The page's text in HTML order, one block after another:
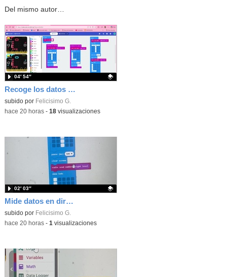
Del mismo autor…
Recoge los datos en una gráfica programando tu placa microbit con MakeCode y conoce la Tª y nivel de luz en este eclipse
Contenido educativo.
subido por Felicisimo G.
04′ 54″
-hace 20 horas- 18visualizaciones
Mide datos en directo usando tu placa microbit y programando con MakeCode dos placas conectadas por radio
Contenido educativo.
subido por Felicisimo G.
02′ 03″
-hace 20 horas- 1 visualizaciones